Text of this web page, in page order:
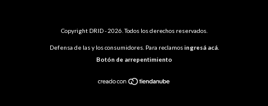
Copyright DRID - 2026. Todos los derechos reservados.
Defensa de las y los consumidores. Para reclamos ingresá acá.
Botón de arrepentimiento